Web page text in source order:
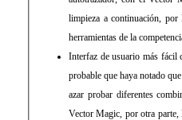
limpieza a continuación,
herramientas de la
Interfaz de usuario más fácil
probable que haya notado
azar probar diferentes
Vector Magic, por otra parte,